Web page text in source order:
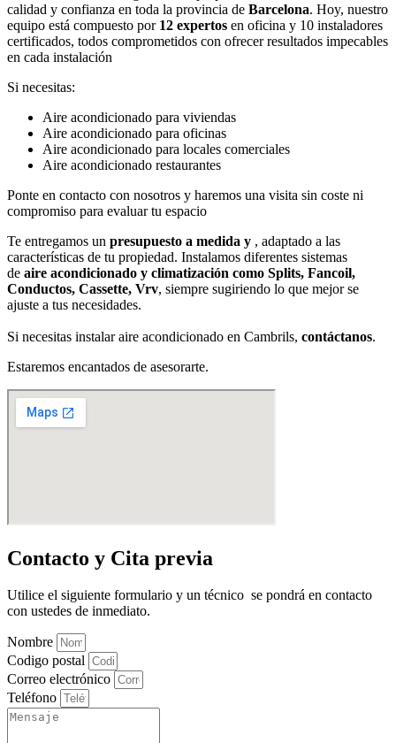
calidad y confianza en toda la provincia de Barcelona. Hoy, nuestro
equipo está compuesto por 12 expertos en oficina y 10 instaladores
certificados, todos comprometidos con ofrecer resultados impecables
en cada instalación
Si necesitas:
Aire acondicionado para viviendas
Aire acondicionado para oficinas
Aire acondicionado para locales comerciales
Aire acondicionado restaurantes
Ponte en contacto con nosotros y haremos una visita sin coste ni
compromiso para evaluar tu espacio
Te entregamos un presupuesto a medida y , adaptado a las
características de tu propiedad. Instalamos diferentes sistemas
de aire acondicionado y climatización como Splits, Fancoil,
Conductos, Cassette, Vrv, siempre sugiriendo lo que mejor se
ajuste a tus necesidades.
Si necesitas instalar aire acondicionado en Cambrils, contáctanos.
Estaremos encantados de asesorarte.
Contacto y Cita previa
Utilice el siguiente formulario y un técnico se pondrá en contacto
con ustedes de inmediato.
Nombre
Codigo postal
Correo electrónico
Teléfono